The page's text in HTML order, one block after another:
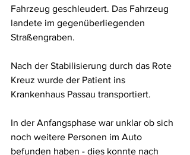
Fahrzeug geschleudert. Das Fahrzeug
landete im gegenüberliegenden
Straßengraben.
Nach der Stabilisierung durch das Rote
Kreuz wurde der Patient ins
Krankenhaus Passau transportiert.
In der Anfangsphase war unklar ob sich
noch weitere Personen im Auto
befunden haben - dies konnte nach